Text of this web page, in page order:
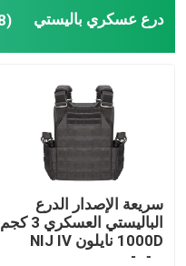
درع عسكري باليستي (28)
سريعة الإصدار الدرع
الباليستي العسكري 3 كجم
1000D نايلون NIJ IV
سترة